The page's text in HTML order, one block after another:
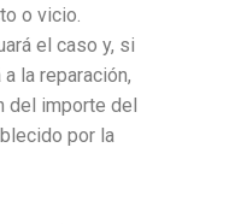
o vicio.
el caso y, si
la reparación,
del importe del
por la